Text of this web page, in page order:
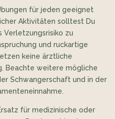
für jeden geeignet
Aktivitäten solltest Du
Verletzungsrisiko zu
und ruckartige
keine ärztliche
Beachte weitere mögliche
Schwangerschaft und in der
für medizinische oder